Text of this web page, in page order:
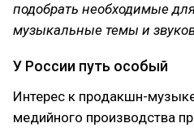
подобрать необходимые
музыкальные темы и
У России путь особый
Интерес к продакшн-
медийного производства